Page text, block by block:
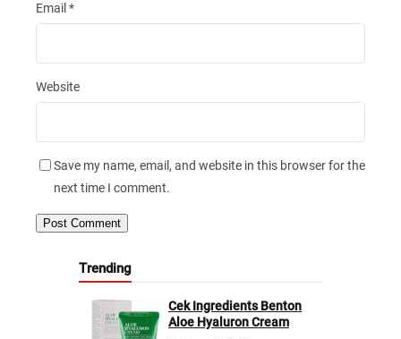
Email *
Website
Save my name, email, and website in this browser for the
next time I comment.
Trending
Cek Ingredients Benton
Aloe Hyaluron Cream